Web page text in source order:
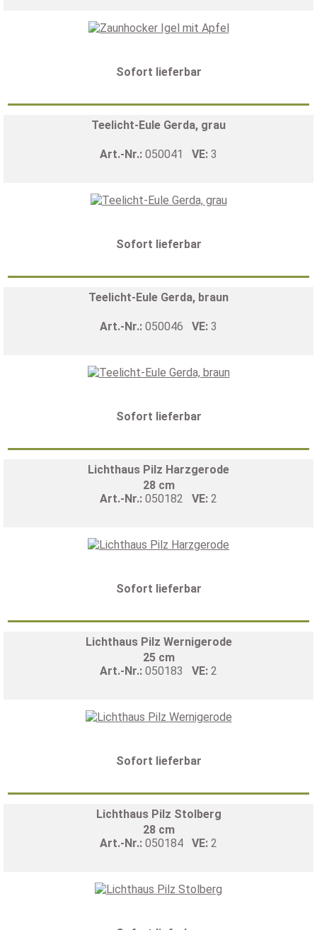
Sofort lieferbar
Teelicht-Eule Gerda, grau
Art.-Nr.: 050041 VE: 3
Sofort lieferbar
Teelicht-Eule Gerda, braun
Art.-Nr.: 050046 VE: 3
Sofort lieferbar
Lichthaus Pilz Harzgerode
28 cm
Art.-Nr.: 050182 VE: 2
Sofort lieferbar
Lichthaus Pilz Wernigerode
25 cm
Art.-Nr.: 050183 VE: 2
Sofort lieferbar
Lichthaus Pilz Stolberg
28 cm
Art.-Nr.: 050184 VE: 2